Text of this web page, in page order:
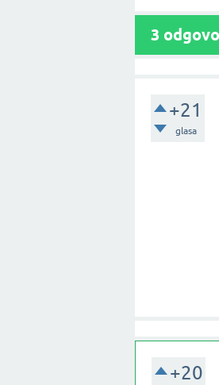
3
+21
glasa
+20